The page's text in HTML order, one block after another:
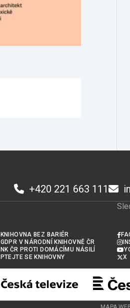
+420 221 663 111
KNIHOVNA BEZ BARIÉR
GDPR V NÁRODNÍ KNIHOVNĚ ČR
NK ČR PROTI DOMÁCÍMU NÁSILÍ
PTEJTE SE KNIHOVNY
X